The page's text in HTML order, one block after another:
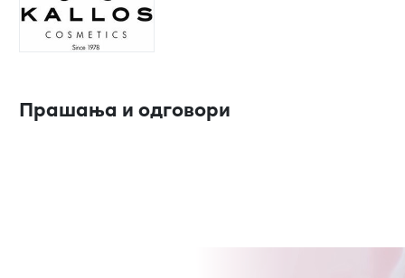
Прашања и одговори